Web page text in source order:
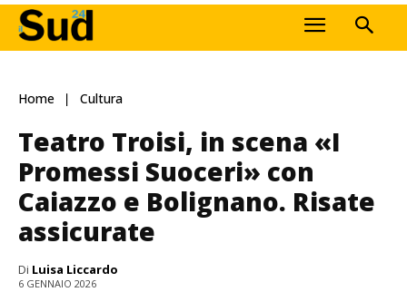
Home Cultura
Teatro Troisi, in scena «I
Promessi Suoceri» con
Caiazzo e Bolignano. Risate
assicurate
Di Luisa Liccardo
6 GENNAIO 2026